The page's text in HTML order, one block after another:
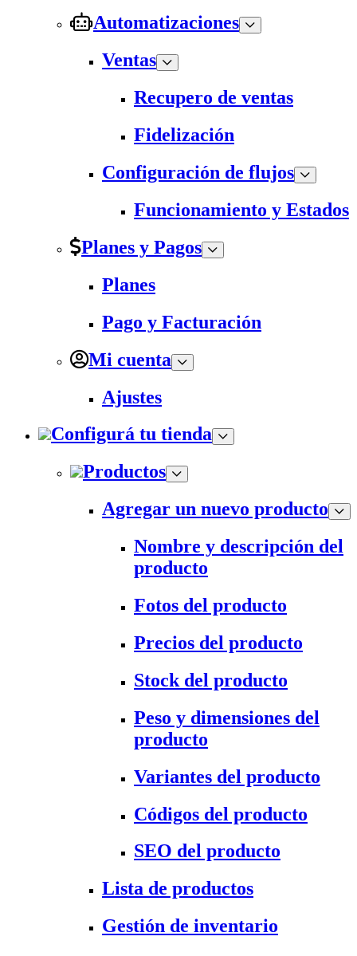
Automatizaciones
Ventas
Recupero de ventas
Fidelización
Configuración de flujos
Funcionamiento y Estados
Planes y Pagos
Planes
Pago y Facturación
Mi cuenta
Ajustes
Configurá tu tienda
Productos
Agregar un nuevo producto
Nombre y descripción del
producto
Fotos del producto
Precios del producto
Stock del producto
Peso y dimensiones del
producto
Variantes del producto
Códigos del producto
SEO del producto
Lista de productos
Gestión de inventario